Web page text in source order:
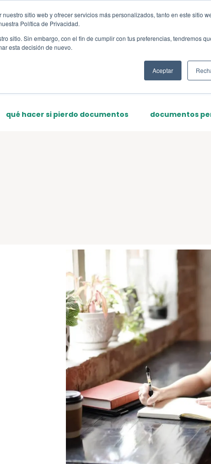
sitio web y ofrecer servicios más personalizados, tanto en este sitio
Política de Privacidad.
sitio. Sin embargo, con el fin de cumplir con tus preferencias, tendremos
esta decisión de nuevo.
Aceptar
qué hacer si pierdo documentos documentos